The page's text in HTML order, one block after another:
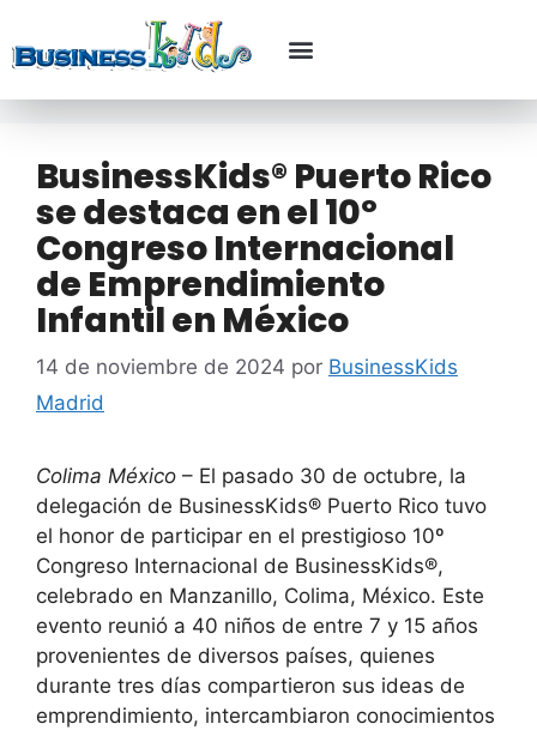
BusinessKids® Puerto Rico
se destaca en el 10º
Congreso Internacional
de Emprendimiento
Infantil en México
14 de noviembre de 2024 por BusinessKids
Madrid
Colima México – El pasado 30 de octubre, la
delegación de BusinessKids® Puerto Rico tuvo
el honor de participar en el prestigioso 10º
Congreso Internacional de BusinessKids®,
celebrado en Manzanillo, Colima, México. Este
evento reunió a 40 niños de entre 7 y 15 años
provenientes de diversos países, quienes
durante tres días compartieron sus ideas de
emprendimiento, intercambiaron conocimientos